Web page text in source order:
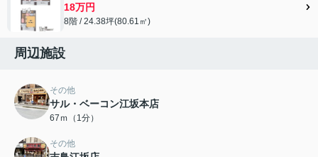
18万円
8階 / 24.38坪(80.61㎡)
周辺施設
その他
サル・ベーコン江坂本店
67ｍ（1分）
その他